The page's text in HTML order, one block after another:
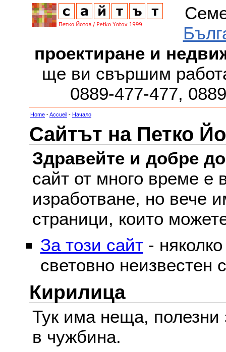
проектиране и
ще ви свършим
0889-477-477,
Home -Accueil - Начало
Сайтът на Петко
Здравейте и добре
сайт от много време е
изработване, но вече
страници, които
За този сайт-
световно неизвестен
Кирилица
Тук има неща, полезни
в чужбина.